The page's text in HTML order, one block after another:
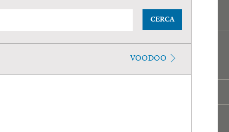
CERCA
VOODOO